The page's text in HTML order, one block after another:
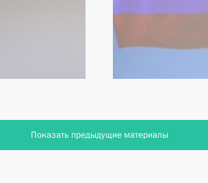
Показать предыдущие материалы